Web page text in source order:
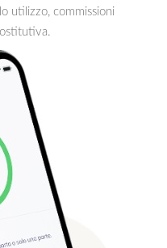
utilizzo, commissioni